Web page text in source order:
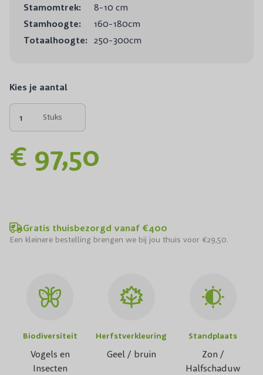
Stamomtrek:
8-10 cm
Stamhoogte:
160-180cm
Totaalhoogte: 250-300cm
Kies je aantal
Stuks
€ 97,50
Gratis thuisbezorgd vanaf €400
Een kleinere bestelling brengen we bij jou thuis voor €29,50.
Biodiversiteit
Vogels en
Insecten
Herfstverkleuring
Geel / bruin
Standplaats
Zon /
Halfschaduw